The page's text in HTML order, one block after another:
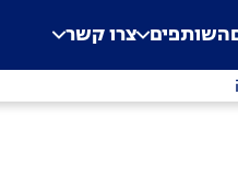
השותפים צרו קשר